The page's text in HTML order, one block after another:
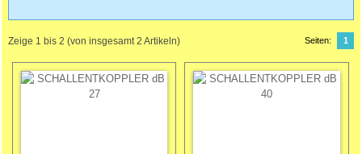
Zeige 1 bis 2 (von insgesamt2 Artikeln) Seiten: 1